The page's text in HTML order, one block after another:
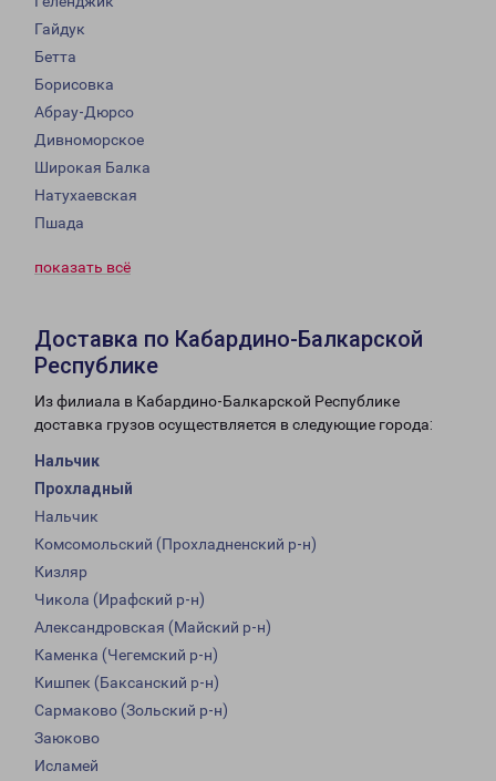
Гайдук
Бетта
Борисовка
Абрау-Дюрсо
Дивноморское
Широкая Балка
Натухаевская
Пшада
показать всё
Доставка по Кабардино-Балкарской
Республике
Из филиала в Кабардино-Балкарской Республике
доставка грузов осуществляется в следующие города:
Нальчик
Прохладный
Нальчик
Комсомольский (Прохладненский р-н)
Кизляр
Чикола (Ирафский р-н)
Александровская (Майский р-н)
Каменка (Чегемский р-н)
Кишпек (Баксанский р-н)
Сармаково (Зольский р-н)
Заюково
Исламей